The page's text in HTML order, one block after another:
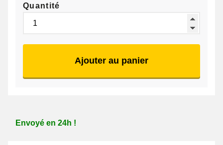
Quantité
Ajouter au panier
Envoyé en 24h !